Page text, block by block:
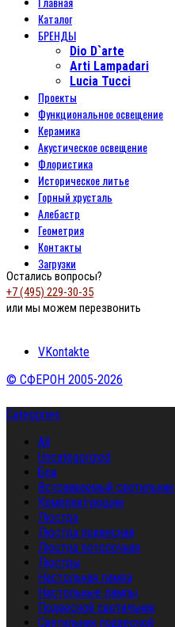
Каталог
БРЕНДЫ
Dio D`arte
Arti Lampadari
Lucia Tucci
Проекты
Функциональное освещение
Керамика
Акустическое освещение
Флористика
Историческое литье
Горный хрусталь
Алебастр
Геометрия
Контакты
Загрузки
Остались вопросы?
+7 (495) 229-30-35
или мы можем перезвонить
VKontakte
© СФЕРОН 2005-2026
Categories
All
Uncategorized
Бра
Встраиваемый светильник
Комплектующие
Люстра
Люстра подвесная
Люстра потолочная
Люстры
Настольная лампа
Настольные лампы
Подвесной светильник
Светильник подвесной